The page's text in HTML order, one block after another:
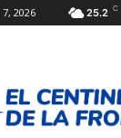
2026 25.2 C